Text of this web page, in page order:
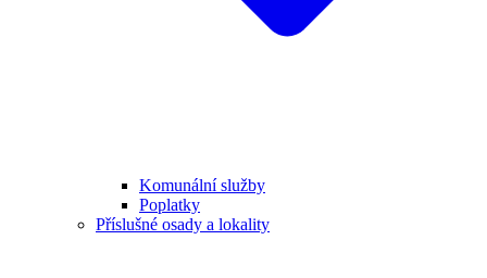
Komunální služby
Poplatky
Příslušné osady a lokality